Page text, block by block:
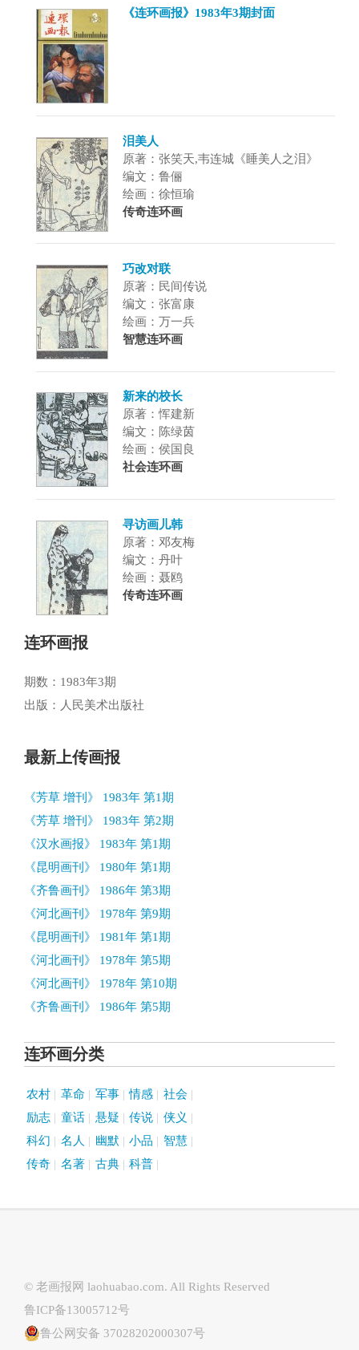
《连环画报》1983年3期封面
泪美人
原著：张笑天,韦连城《睡美人之泪》
编文：鲁俪
绘画：徐恒瑜
传奇连环画
巧改对联
原著：民间传说
编文：张富康
绘画：万一兵
智慧连环画
新来的校长
原著：恽建新
编文：陈绿茵
绘画：侯国良
社会连环画
寻访画儿韩
原著：邓友梅
编文：丹叶
绘画：聂鸥
传奇连环画
连环画报
期数：1983年3期
出版：人民美术出版社
最新上传画报
《芳草 增刊》 1983年 第1期
《芳草 增刊》 1983年 第2期
《汉水画报》 1983年 第1期
《昆明画刊》 1980年 第1期
《齐鲁画刊》 1986年 第3期
《河北画刊》 1978年 第9期
《昆明画刊》 1981年 第1期
《河北画刊》 1978年 第5期
《河北画刊》 1978年 第10期
《齐鲁画刊》 1986年 第5期
连环画分类
农村 革命 军事 情感
社会
励志
童话 悬疑 传说
侠义
科幻
名人 幽默 小品
智慧
传奇
名著 古典 科普
© 老画报网 laohuabao.com. All Rights Reserved
鲁ICP备13005712号
鲁公网安备 37028202000307号